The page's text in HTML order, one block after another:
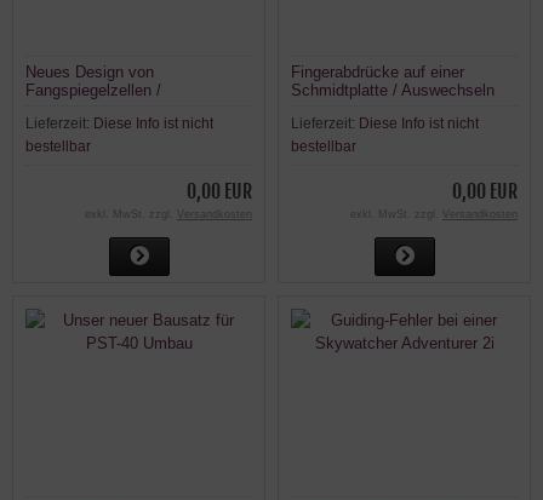
Neues Design von
Fangspiegelzellen /
Fangspiegelspinne
Lieferzeit: Diese Info ist nicht
bestellbar
0,00 EUR
exkl. MwSt. zzgl. Versandkosten
Fingerabdrücke auf einer
Schmidtplatte / Auswechseln
Lieferzeit: Diese Info ist nicht
bestellbar
0,00 EUR
exkl. MwSt. zzgl. Versandkosten